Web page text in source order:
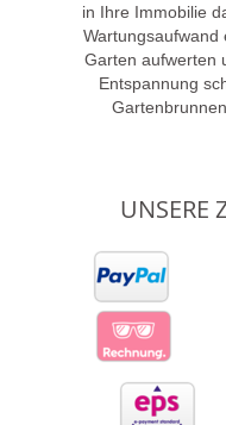
in Ihre Immobilie
Wartungsaufwand
Garten aufwerten
Entspannung
UNSERE